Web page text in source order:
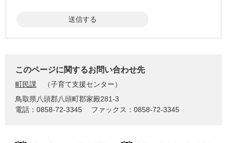
このページに関するお問い合わせ先
町民課
子育て支援センター
鳥取県八頭郡八頭町郡家殿281-3
電話：0858-72-3345
ファックス：0858-72-3345